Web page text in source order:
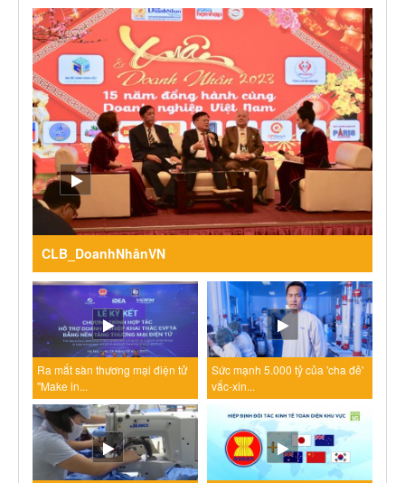
CLB_DoanhNhânVN
Ra mắt sàn thương mại điện tử
"Make in...
Sức mạnh 5.000 tỷ của 'cha đẻ'
vắc-xin...